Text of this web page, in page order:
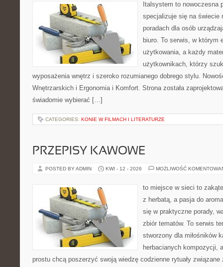
Italsystem to nowoczesna
specjalizuje się na świecie
poradach dla osób
biuro. To serwis, w którym
użytkowania, a każdy
użytkownikach, którzy
wyposażenia wnętrz i szeroko rozumianego dobrego stylu.
Wnętrzarskich i Ergonomia i Komfort. Strona została
świadomie wybierać […]
CATEGORIES: KONIE W FILMACH I LITERATURZE
PRZEPISY KAWOWE
POSTED BY ADMIN KWI - 12 - 2026 MOŻLIWOŚĆ
to miejsce w sieci to
z herbatą, a pasja do
się w praktyczne porady,
zbiór tematów. To serwis
stworzony dla miłośników
herbacianych kompozycji,
prostu chcą poszerzyć swoją wiedzę codzienne rytuały związane